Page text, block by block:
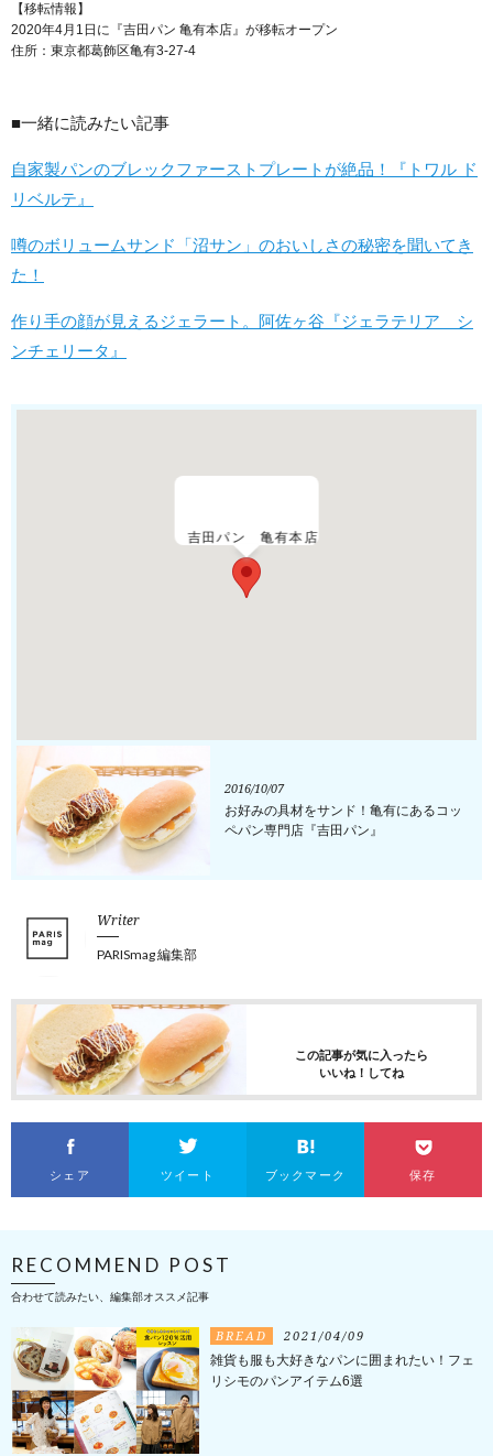
【移転情報】
2020年4月1日に『吉田パン 亀有本店』が移転オープン
住所：東京都葛飾区亀有3-27-4
■一緒に読みたい記事
自家製パンのブレックファーストプレートが絶品！『トワル ド
リベルテ』
噂のボリュームサンド「沼サン」のおいしさの秘密を聞いてき
た！
作り手の顔が見えるジェラート。阿佐ヶ谷『ジェラテリア シ
ンチェリータ』
吉田パン 亀有本店
2016/10/07
お好みの具材をサンド！亀有にあるコッ
ペパン専門店『吉田パン』
Writer
PARISmag 編集部
この記事が気に入ったら
いいね！してね
シェア ツイート ブックマーク 保存
RECOMMEND POST
合わせて読みたい、編集部オススメ記事
BREAD 2021/04/09
雑貨も服も大好きなパンに囲まれたい！フェ
リシモのパンアイテム6選